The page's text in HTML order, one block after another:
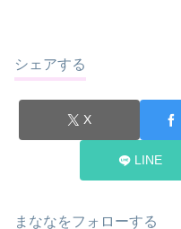
シェアする
X
LINE
まななをフォローする